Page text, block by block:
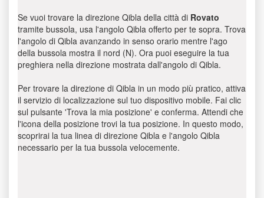
Se vuoi trovare la direzione Qibla della città di Rovato
tramite bussola, usa l'angolo Qibla offerto per te sopra. Trova
l'angolo di Qibla avanzando in senso orario mentre l'ago
della bussola mostra il nord (N). Ora puoi eseguire la tua
preghiera nella direzione mostrata dall'angolo di Qibla.
Per trovare la direzione di Qibla in un modo più pratico, attiva
il servizio di localizzazione sul tuo dispositivo mobile. Fai clic
sul pulsante 'Trova la mia posizione' e conferma. Attendi che
l'icona della posizione trovi la tua posizione. In questo modo,
scoprirai la tua linea di direzione Qibla e l'angolo Qibla
necessario per la tua bussola velocemente.